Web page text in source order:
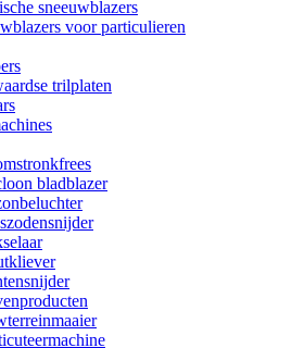
sneeuwblazers
voor particulieren
trilplaten
bladblazer